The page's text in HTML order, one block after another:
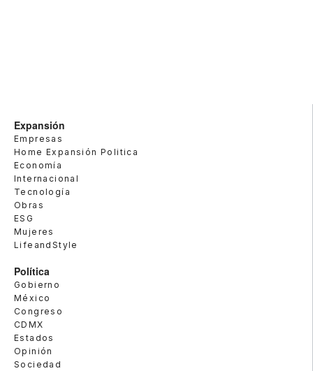
Expansión
Empresas
Home Expansión Politica
Economía
Internacional
Tecnología
Obras
ESG
Mujeres
LifeandStyle
Política
Gobierno
México
Congreso
CDMX
Estados
Opinión
Sociedad